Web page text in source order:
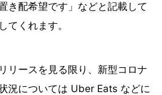
き配希望です」などと記載して
てくれます。
リースを見る限り、新型コロナ
況については Uber Eats などに